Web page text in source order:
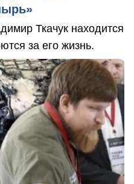
Ткачук находится
за его жизнь.